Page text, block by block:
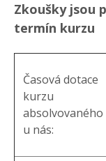
Zkoušky jsou
termín kurzu
Časová dotace
kurzu
absolvovaného
u nás: